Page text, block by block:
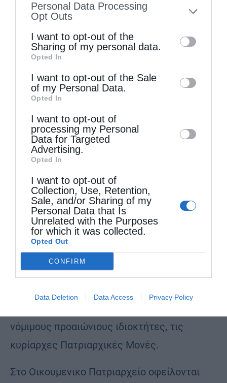
to your opt-out. You may separately opt-out
information by third parties on the IAB’s list
of downstream participants. This
information may also be disclosed by us to
third parties on theIAB’s List of
Downstream Participants
disclose it to other third parties.
Personal Data Processing
Opt Outs
I want to opt-out of the
Sharing of my personal data.
Opted In
I want to opt-out of the Sale
of my Personal Data.
Opted In
I want to opt-out of
processing my Personal
Data for Targeted
Advertising.
Opted In
I want to opt-out of
Collection, Use, Retention,
Sale, and/or Sharing of my
Personal Data that Is
Unrelated with the Purposes
for which it was collected.
Opted Out
CONFIRM
Data Deletion Data Access Privacy Policy
ελληνοβουλγαρική φιλία στην Ευρώπη και
τον κόσμο.
Το ίδιο ισχύεισυνεπώς και για τους
αποκτήσαντες χειρογραφααπό το διεθνές
κύκλωμα αρχαιοκαπηλείας –
Πολιτειών-και συνεπώς έχουν στις
βιβλιοθήκες προϊόντα κλεπταποδοχης. Εξ ου
και η υποχρέωσή τους με βάση το Διεθνές
Δίκαιο, τις Διεθνείς Συμβάσεις και την Ηθική
στην οποία μας δεσμεύει ο Πολιτισμός
(μπορεί άραγε το Princeton University, το
Πανεπιστήμιο της παγκόσμιας αριστείας, να
εκθέτει και να χρησιμοποιεί χειρόγραφα που
εφθασαν σ’ αυτό μετά απο μία σειρά
απεχθών κακουργηματικής τάξης
νόμιμους προαιώνιους ιδιοκτήτες, τις
κυρίαρχες Πατριαρχικές Μονές.
Στο Οικουμενικο Πατριαρχείο οφείλονται